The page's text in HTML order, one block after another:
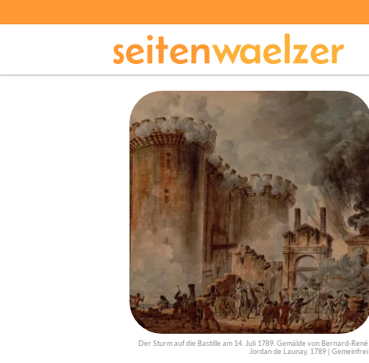
Der Sturm auf die Bastille am 14. Juli 1789. Gemälde von Bernard-René
Jordan de Launay, 1789 | Gemeinfrei